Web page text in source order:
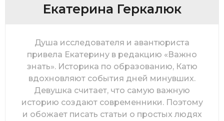
Екатерина Геркалюк
Душа исследователя и авантюриста
привела Екатерину в редакцию «Важно
знать». Историка по образованию, Катю
вдохновляют события дней минувших.
Девушка считает, что самую важную
историю создают современники. Поэтому
и обожает писать статьи о простых людях